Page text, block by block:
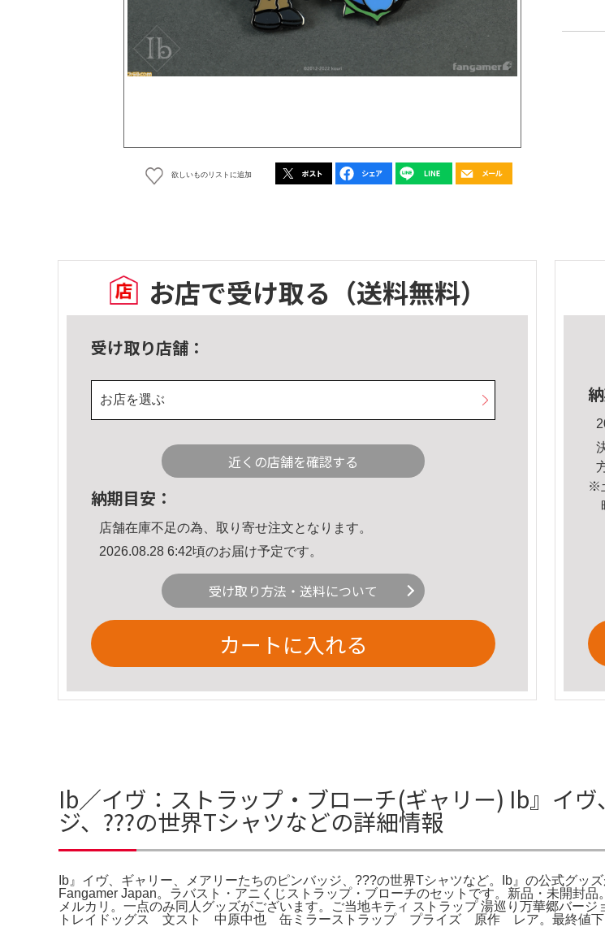
欲しいものリストに追加
お店で受け取る （送料無料）
受け取り店舗：
お店を選ぶ
近くの店舗を確認する
納期目安：
店舗在庫不足の為、取り寄せ注文となります。
2026.08.28 6:42頃のお届け予定です。
受け取り方法・送料について
カートに入れる
※
Ib／イヴ：ストラップ・ブローチ(ギャリー) Ib』イ
ジ、???の世界Tシャツなどの詳細情報
Ib』イヴ、ギャリー、メアリーたちのピンバッジ、???の世界Tシャツなど。Ib』の公式グッ
Fangamer Japan。ラバスト・アニくじストラップ・ブローチのセットです。新品・未開封
メルカリ。一点のみ同人グッズがございます。ご当地キティ ストラップ 湯巡り万華郷バー
トレイドッグス 文スト 中原中也 缶ミラーストラップ プライズ 原作 レア。最終値下げ